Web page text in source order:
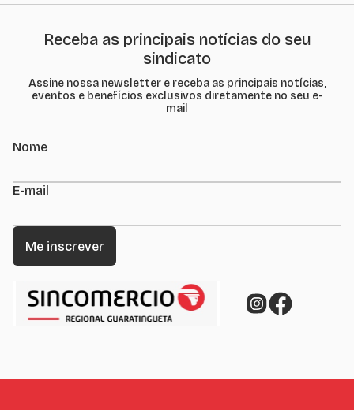
Receba as principais notícias do seu
sindicato
Assine nossa newsletter e receba as principais notícias,
eventos e benefícios exclusivos diretamente no seu e-
mail
Nome
E-mail